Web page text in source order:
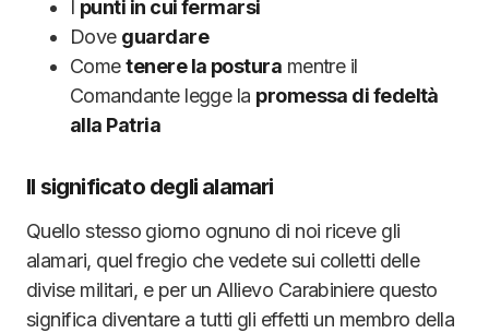
I punti in cui fermarsi
Dove guardare
Cometenere la postura mentre il
Comandante legge la promessa di fedeltà
alla Patria
Il significato degli alamari
Quello stesso giorno ognuno di noi riceve gli
alamari, quel fregio che vedete sui colletti delle
divise militari, e per un Allievo Carabiniere questo
significa diventare a tutti gli effetti un membro della